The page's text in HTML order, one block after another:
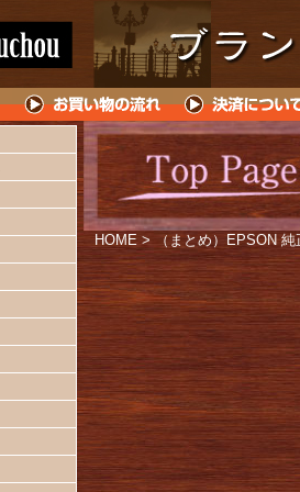
HOME > （まとめ）EPSON